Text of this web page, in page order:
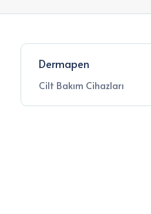
Dermapen
Cilt Bakım Cihazları